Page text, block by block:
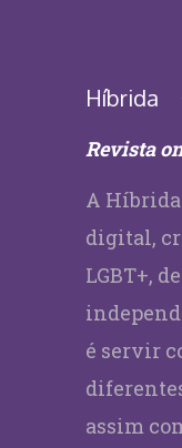
Híbrida
Revista
A
digital,
LGBT+,
é servir
assim